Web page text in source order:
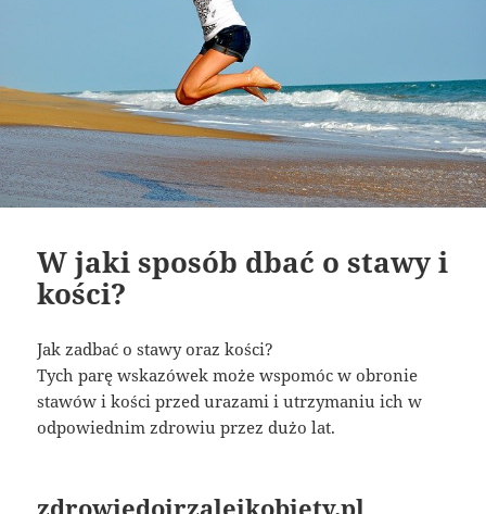
W jaki sposób dbać o stawy i
kości?
Jak zadbać o stawy oraz kości?
Tych parę wskazówek może wspomóc w obronie
stawów i kości przed urazami i utrzymaniu ich w
odpowiednim zdrowiu przez dużo lat.
zdrowiedojrzalejkobiety.pl